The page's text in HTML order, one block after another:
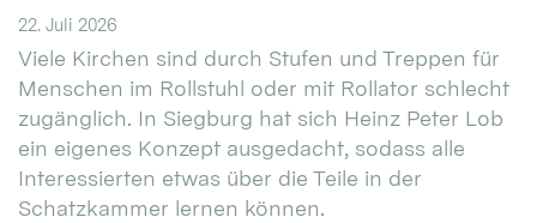
22. Juli 2026
Viele Kirchen sind durch Stufen und Treppen für
Menschen im Rollstuhl oder mit Rollator schlecht
zugänglich. In Siegburg hat sich Heinz Peter Lob
ein eigenes Konzept ausgedacht, sodass alle
Interessierten etwas über die Teile in der
Schatzkammer lernen können.